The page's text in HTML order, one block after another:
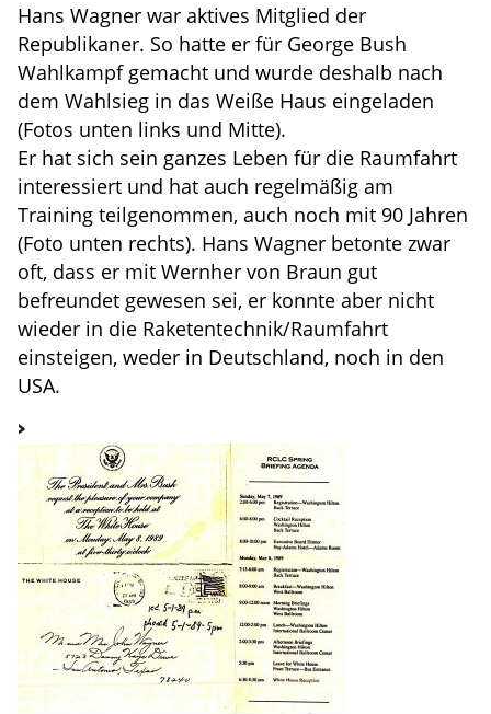
Hans Wagner war aktives Mitglied der
Republikaner. So hatte er für George Bush
Wahlkampf gemacht und wurde deshalb nach
dem Wahlsieg in das Weiße Haus eingeladen
(Fotos unten links und Mitte).
Er hat sich sein ganzes Leben für die Raumfahrt
interessiert und hat auch regelmäßig am
Training teilgenommen, auch noch mit 90 Jahren
(Foto unten rechts). Hans Wagner betonte zwar
oft, dass er mit Wernher von Braun gut
befreundet gewesen sei, er konnte aber nicht
wieder in die Raketentechnik/Raumfahrt
einsteigen, weder in Deutschland, noch in den
USA.